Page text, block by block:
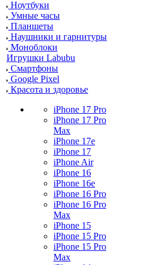
Ноутбуки
Умные часы
Планшеты
Наушники и гарнитуры
Моноблоки
Игрушки Labubu
Смартфоны
Google Pixel
Красота и здоровье
iPhone 17 Pro
iPhone 17 Pro
Max
iPhone 17e
iPhone 17
iPhone Air
iPhone 16
iPhone 16e
iPhone 16 Pro
iPhone 16 Pro
Max
iPhone 15
iPhone 15 Pro
iPhone 15 Pro
Max